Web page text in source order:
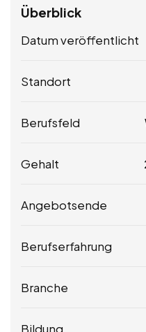
Überblick
Datum veröffentlicht
Standort
Berufsfeld
Gehalt
Angebotsende
Berufserfahrung
Branche
Bildung